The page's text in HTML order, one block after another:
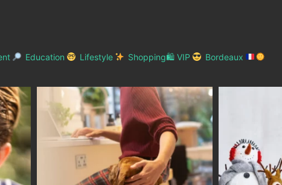
Education Lifestyle Shopping🛍 VIP Bordeaux